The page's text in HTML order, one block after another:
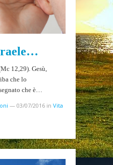
12,29). Gesù,
che lo
che è…
— 03/07/2016 in Vita